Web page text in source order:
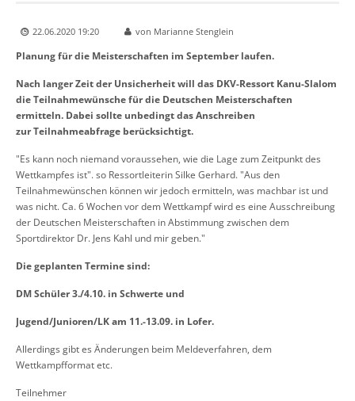
22.06.2020 19:20 von Marianne Stenglein
Planung für die Meisterschaften im September laufen.
Nach langer Zeit der Unsicherheit will das DKV-Ressort Kanu-Slalom
die Teilnahmewünsche für die Deutschen Meisterschaften
ermitteln. Dabei sollte unbedingt das Anschreiben
zur Teilnahmeabfrage berücksichtigt.
"Es kann noch niemand voraussehen, wie die Lage zum Zeitpunkt des
Wettkampfes ist". so Ressortleiterin Silke Gerhard. "Aus den
Teilnahmewünschen können wir jedoch ermitteln, was machbar ist und
was nicht. Ca. 6 Wochen vor dem Wettkampf wird es eine Ausschreibung
der Deutschen Meisterschaften in Abstimmung zwischen dem
Sportdirektor Dr. Jens Kahl und mir geben."
Die geplanten Termine sind:
DM Schüler 3./4.10. in Schwerte und
Jugend/Junioren/LK am 11.-13.09. in Lofer.
Allerdings gibt es Änderungen beim Meldeverfahren, dem
Wettkampfformat etc.
Teilnehmer